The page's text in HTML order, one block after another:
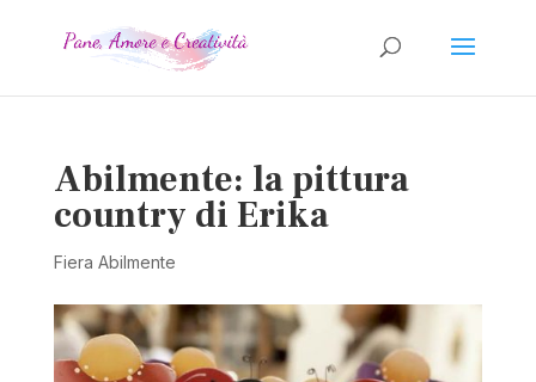
Abilmente: la pittura
country di Erika
Fiera Abilmente